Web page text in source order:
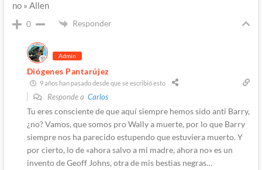
no » Allen
0 Responder
Admin
Diógenes Pantarújez
9 años han pasado desde que se escribió esto
Responde a Carlos
Tu eres consciente de que aquí siempre hemos sido anti Barry,
¿no? Vamos, que somos pro Wally a muerte, por lo que Barry
siempre nos ha parecido estupendo que estuviera muerto. Y
por cierto, lo de «ahora salvo a mi madre, ahora no» es un
invento de Geoff Johns, otra de mis bestias negras…